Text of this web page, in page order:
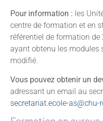
Pour information : les
centre de formation et en
référentiel de formation
ayant obtenu les modules
modifié.
Vous pouvez obtenir un
adressant un email au
secretariat.ecole-as@chu-